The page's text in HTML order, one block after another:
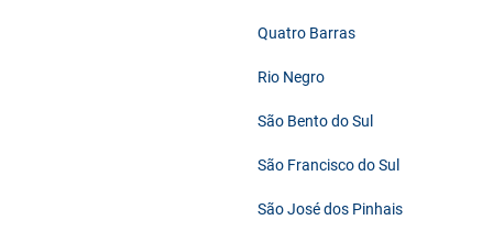
Quatro Barras
Rio Negro
São Bento do Sul
São Francisco do Sul
São José dos Pinhais